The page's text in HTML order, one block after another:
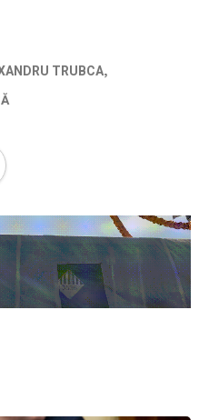
TRUBCA